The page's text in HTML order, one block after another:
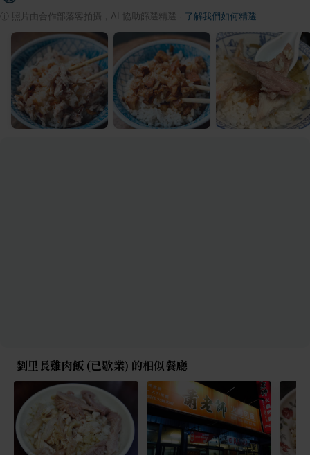
照片由合作部落客拍攝，AI 協助篩選精選 了解我們如何精選
劉里長雞肉飯 (已歇業) 的相似餐廳